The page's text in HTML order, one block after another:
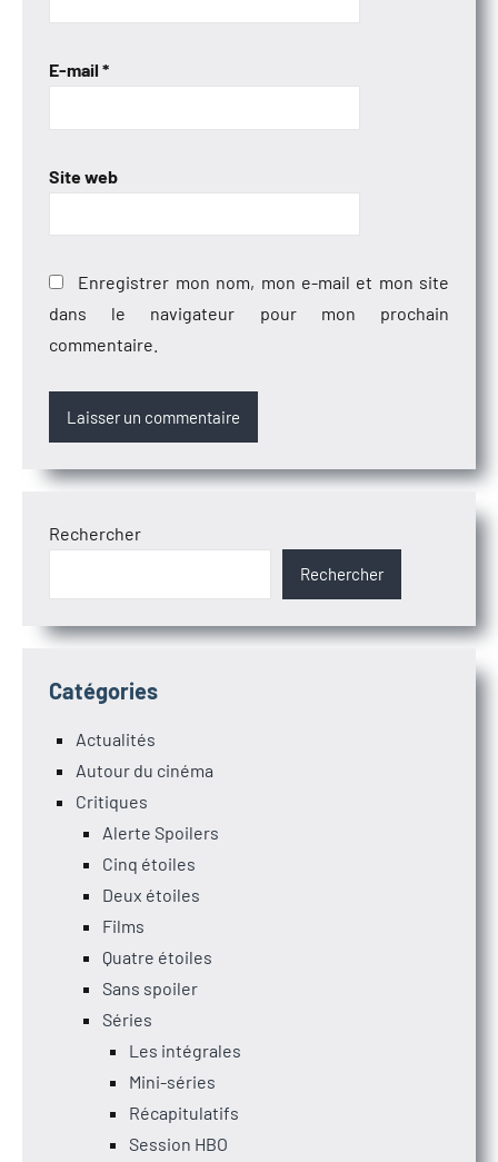
E-mail *
Site web
Enregistrer mon nom, mon e-mail et mon site
dans le navigateur pour mon prochain
commentaire.
Rechercher
Rechercher
Catégories
Actualités
Autour du cinéma
Critiques
Alerte Spoilers
Cinq étoiles
Deux étoiles
Films
Quatre étoiles
Sans spoiler
Séries
Les intégrales
Mini-séries
Récapitulatifs
Session HBO